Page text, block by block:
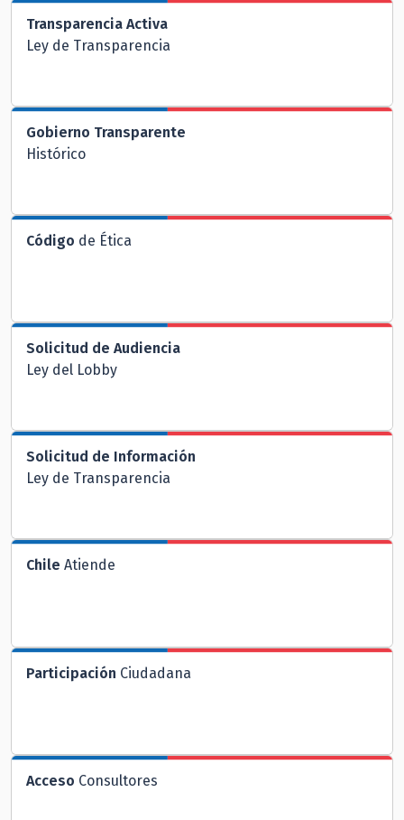
Transparencia Activa
Ley de Transparencia
Gobierno Transparente
Histórico
Código de Ética
Solicitud de Audiencia
Ley del Lobby
Solicitud de Información
Ley de Transparencia
Chile Atiende
Participación Ciudadana
Acceso Consultores